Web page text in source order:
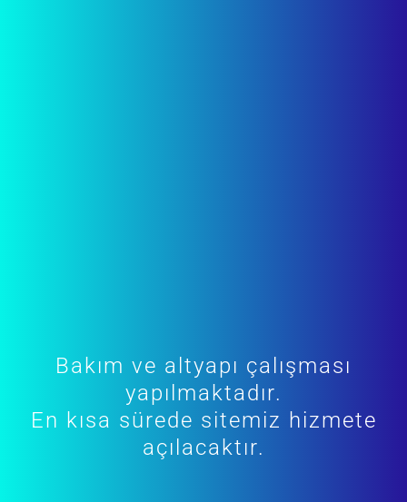
Bakım ve altyapı çalışması
yapılmaktadır.
En kısa sürede sitemiz hizmete
açılacaktır.